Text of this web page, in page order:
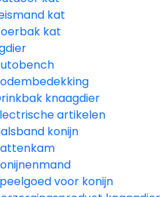
kat​
kat
knaagdier
artikelen
konijn
voor konijn​